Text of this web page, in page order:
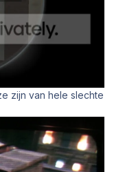
zijn van hele slechte